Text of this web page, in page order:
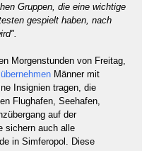
Gruppen, die eine wichtige
gespielt haben, nach
Morgenstunden von Freitag,
übernehmen Männer mit
Insignien tragen, die
Flughafen, Seehafen,
auf der
sichern auch alle
in Simferopol. Diese